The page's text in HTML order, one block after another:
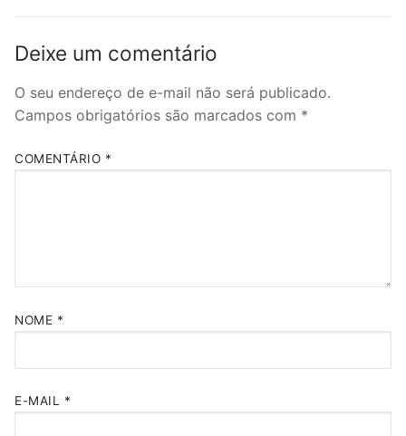
Deixe um comentário
O seu endereço de e-mail não será publicado.
Campos obrigatórios são marcados com *
COMENTÁRIO *
NOME *
E-MAIL *